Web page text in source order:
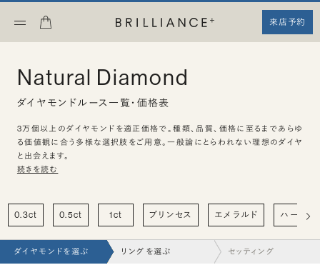
来店予約
Natural Diamond
ダイヤモンドルース一覧・価格表
3万個以上のダイヤモンドを適正価格で。種類、品質、価格に至るまであらゆ
る価値観に合う多様な選択肢をご用意。一般論にとらわれない理想のダイヤ
と出会えます。
続きを読む
0.3ct 0.5ct 1ct プリンセス エメラルド ハート
ダイヤモンドを選ぶ リングを選ぶ セッティング